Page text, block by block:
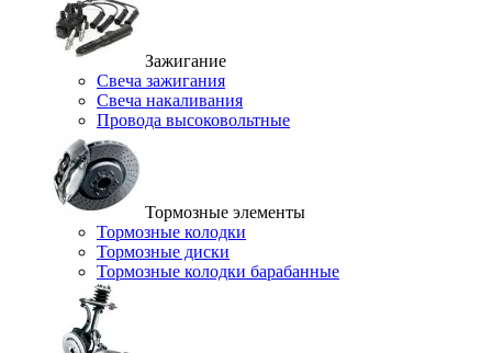
Зажигание
Свеча зажигания
Свеча накаливания
Провода высоковольтные
Тормозные элементы
Тормозные колодки
Тормозные диски
Тормозные колодки барабанные